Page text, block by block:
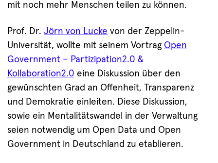
mit noch mehr Menschen teilen zu können.
Prof. Dr. Jörn von Lucke von der Zeppelin-
Universität, wollte mit seinem Vortrag Open
Government – Partizipation2.0 &
Kollaboration2.0 eine Diskussion über den
gewünschten Grad an Offenheit, Transparenz
und Demokratie einleiten. Diese Diskussion,
sowie ein Mentalitätswandel in der Verwaltung
seien notwendig um Open Data und Open
Government in Deutschland zu etablieren.